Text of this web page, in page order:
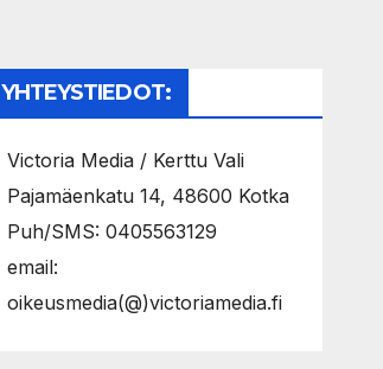
YHTEYSTIEDOT:
Victoria Media / Kerttu Vali
Pajamäenkatu 14, 48600 Kotka
Puh/SMS: 0405563129
email:
oikeusmedia(@)victoriamedia.fi